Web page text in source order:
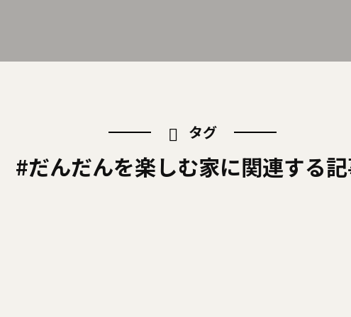
タグ
#だんだんを楽しむ家に関連する